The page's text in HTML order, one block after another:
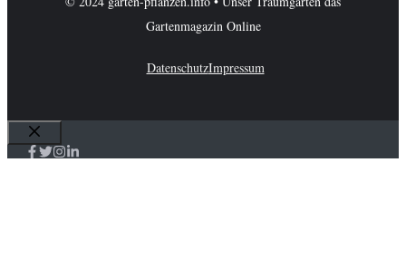
Gartenmagazin Online
DatenschutzImpressum
Schließen